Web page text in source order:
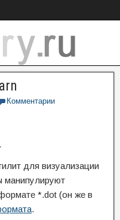
Комментарии
.
для визуализации
манипулируют
*.dot (он же в
.